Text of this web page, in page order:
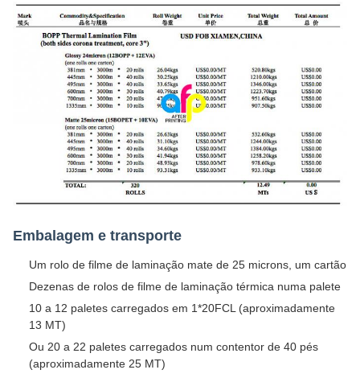
Embalagem e transporte
Um rolo de filme de laminação mate de 25 microns, um cartão
Dezenas de rolos de filme de laminação térmica numa palete
10 a 12 paletes carregados em 1*20FCL (aproximadamente
13 MT)
Ou 20 a 22 paletes carregados num contentor de 40 pés
(aproximadamente 25 MT)